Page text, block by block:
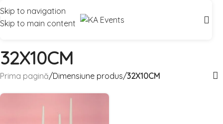
Skip to navigation
Skip to main content
32X10CM
Prima pagină/Dimensiune produs/32X10CM